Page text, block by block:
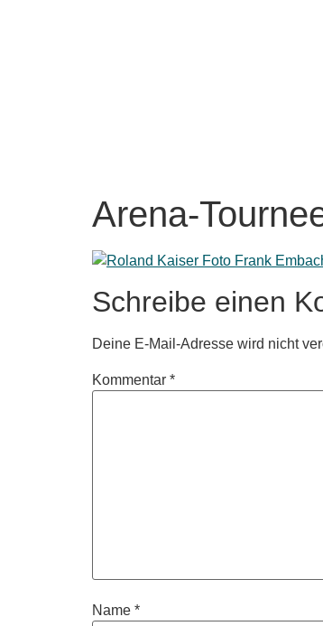
Arena-
Schreibe einen
Deine E-Mail-Adresse wird nicht
Kommentar *
Name *